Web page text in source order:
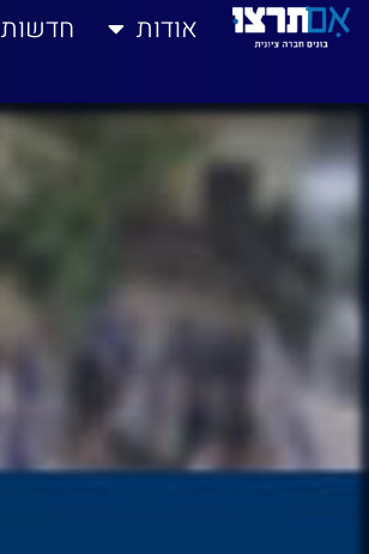
לתוכן אודות חדשות